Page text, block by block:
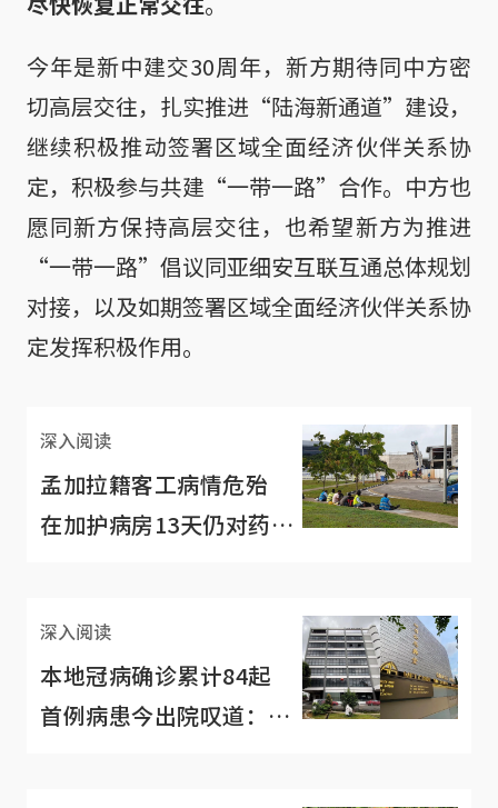
今年是新中建交30周年，新方期待同中方密
切高层交往，扎实推进“陆海新通道”建设，
继续积极推动签署区域全面经济伙伴关系协
定，积极参与共建“一带一路”合作。中方也
愿同新方保持高层交往，也希望新方为推进
“一带一路”倡议同亚细安互联互通总体规划
对接，以及如期签署区域全面经济伙伴关系协
定发挥积极作用。
深入阅读
孟加拉籍客工病情危殆
在加护病房13天仍对药物
深入阅读
本地冠病确诊累计84起
首例病患今出院叹道：逃